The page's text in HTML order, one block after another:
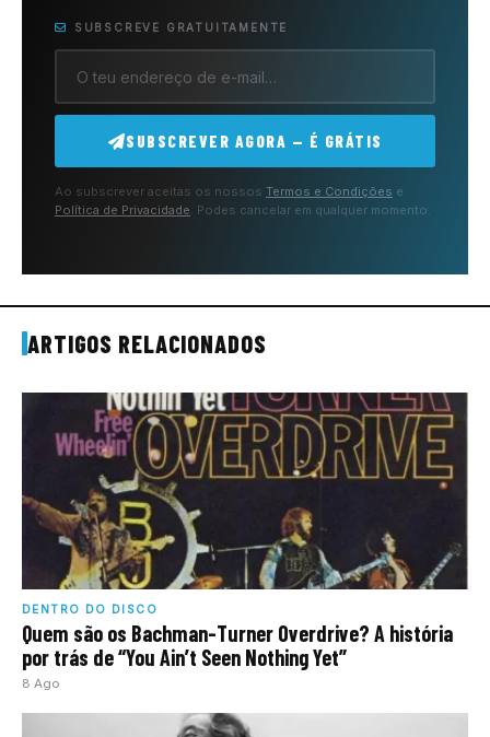
SUBSCREVE GRATUITAMENTE
SUBSCREVER AGORA — É GRÁTIS
Ao subscrever aceitas os nossos Termos e Condições e
Política de Privacidade. Podes cancelar em qualquer momento.
ARTIGOS RELACIONADOS
DENTRO DO DISCO
Quem são os Bachman-Turner Overdrive? A história
por trás de “You Ain’t Seen Nothing Yet”
8 Ago